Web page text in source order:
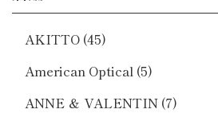
AKITTO (45)
American Optical (5)
ANNE ＆ VALENTIN (7)